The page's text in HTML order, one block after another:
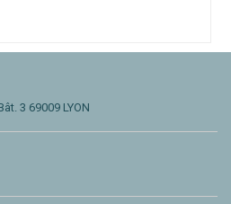
3 69009 LYON